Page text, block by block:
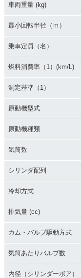
PER FOUR E Pack
n
PER FOUR E Pack
age Special Editio
2012年 CB1300 SU
ecial Edition・特
車両重量 (kg)
最小回転半径（ｍ）
乗車定員（名）
燃料消費率（1）(km/L)
測定基準（1）
原動機型式
原動機種類
気筒数
シリンダ配列
冷却方式
排気量 (cc)
カム・バルブ駆動方式
気筒あたりバルブ数
内径（シリンダーボア）